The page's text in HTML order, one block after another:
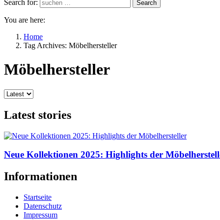
Search for: Search
You are here:
Home
Tag Archives: Möbelhersteller
Möbelhersteller
Latest stories
Neue Kollektionen 2025: Highlights der
Informationen
Startseite
Datenschutz
Impressum